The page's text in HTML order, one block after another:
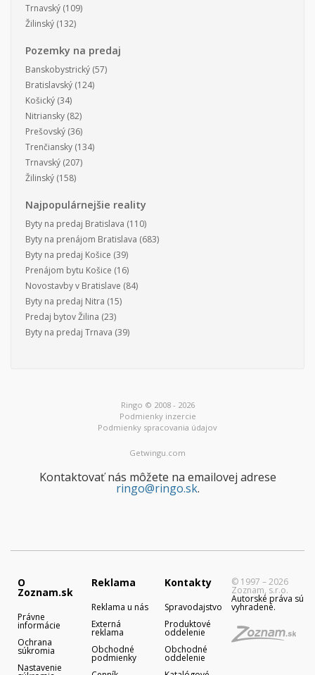
Trnavský (109)
Žilinský (132)
Pozemky na predaj
Banskobystrický (57)
Bratislavský (124)
Košický (34)
Nitriansky (82)
Prešovský (36)
Trenčiansky (134)
Trnavský (207)
Žilinský (158)
Najpopulárnejšie reality
Byty na predaj Bratislava (110)
Byty na prenájom Bratislava (683)
Byty na predaj Košice (39)
Prenájom bytu Košice (16)
Novostavby v Bratislave (84)
Byty na predaj Nitra (15)
Predaj bytov Žilina (23)
Byty na predaj Trnava (39)
Ringo © 2008 - 2026
Podmienky inzercie
Podmienky spracovania údajov
Getwingu.com
Kontaktovať nás môžete na emailovej adrese
ringo@ringo.sk.
O
Zoznam.sk
Právne
informácie
Ochrana
súkromia
Nastavenie
Reklama
Reklama u nás
Externá
reklama
Obchodné
podmienky
Kontakty
Spravodajstvo
Produktové
oddelenie
Obchodné
oddelenie
© 1997 – 2026
Zoznam, s.r.o.
Autorské práva sú
vyhradené.